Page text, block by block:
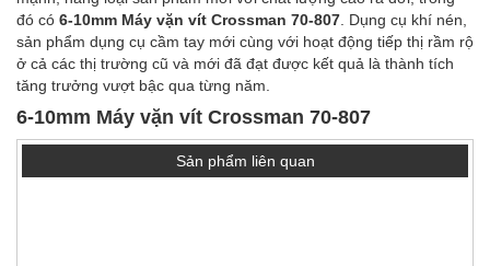
đó có 6-10mm Máy vặn vít Crossman 70-807 . Dụng cụ khí nén,
sản phẩm dụng cụ cầm tay mới cùng với hoạt động tiếp thị rầm rộ
ở cả các thị trường cũ và mới đã đạt được kết quả là thành tích
tăng trưởng vượt bậc qua từng năm.
6-10mm Máy vặn vít Crossman 70-807
Sản phẩm liên quan